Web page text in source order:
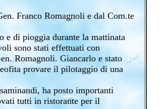
Franco Romagnoli e dal Com.te
e di pioggia durante la mattinata
sono stati effettuati con
Romagnoli. Giancarlo e stato
provare il pilotaggio di una
ha posto importanti
tutti in ristorante per il